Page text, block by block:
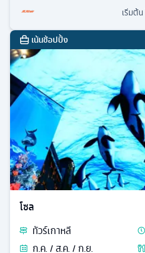
เริ่มต้น
เน้นช้อปปิ้ง
โซล
ทัวร์เกาหลี
ก.ค. / ส.ค. / ก.ย.